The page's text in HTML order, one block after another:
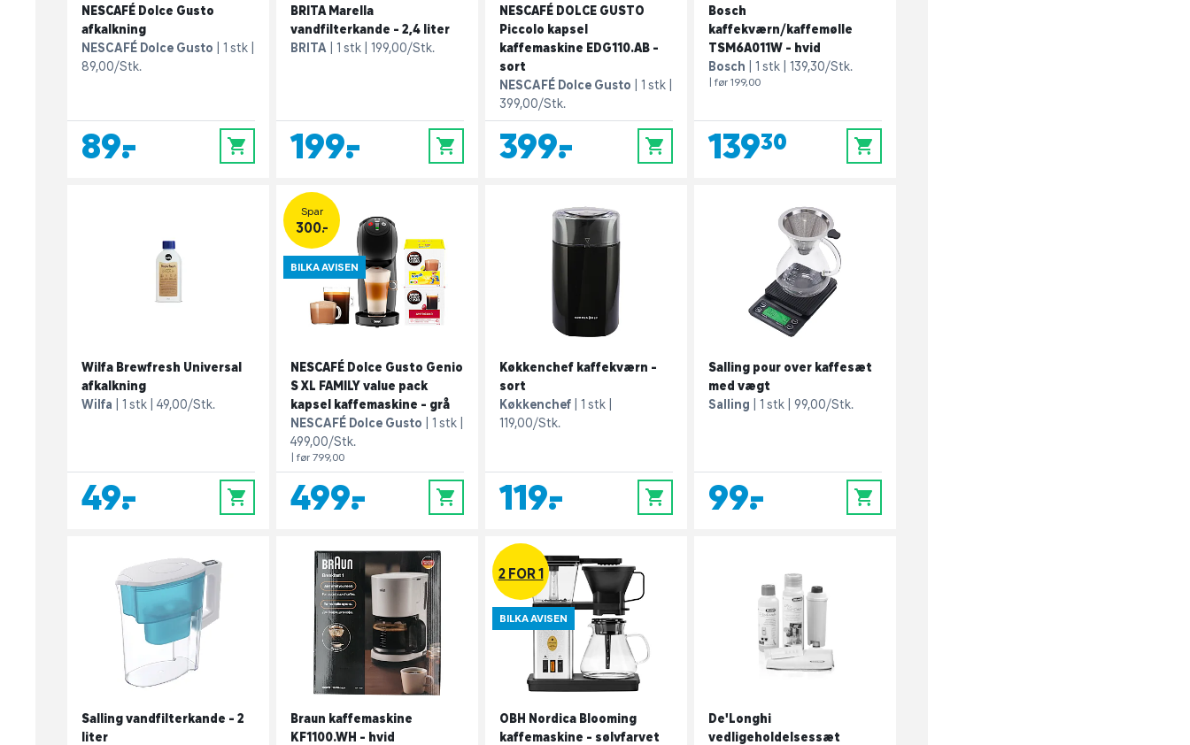
NESCAFÉ Dolce Gusto
afkalkning
NESCAFÉ Dolce Gusto
1 stk
89,00/Stk.
89,- 0
BRITA Marella
vandfilterkande - 2,4 liter
BRITA
1 stk 199,00/Stk.
199,- 0
NESCAFÉ DOLCE GUSTO
Piccolo kapsel
kaffemaskine EDG110.AB -
sort
NESCAFÉ Dolce Gusto
1 stk
399,00/Stk.
399,- 0
Bosch
kaffekværn/kaffemølle
TSM6A011W - hvid
Bosch
1 stk 139,30/Stk.
| før 199,00
139,30 0
Wilfa Brewfresh Universal
afkalkning
Wilfa
1 stk 49,00/Stk.
49,- 0
Spar
300.-
BILKA AVISEN
NESCAFÉ Dolce Gusto Genio
S XL FAMILY value pack
kapsel kaffemaskine - grå
NESCAFÉ Dolce Gusto
1 stk
499,00/Stk.
| før 799,00
499,- 0
Køkkenchef kaffekværn -
sort
Køkkenchef
1 stk
119,00/Stk.
119,- 0
Salling pour over kaffesæt
med vægt
Salling
1 stk 99,00/Stk.
99,- 0
Salling vandfilterkande - 2
liter
Braun kaffemaskine
KF1100.WH - hvid
2 FOR 1
BILKA AVISEN
OBH Nordica Blooming
kaffemaskine - sølvfarvet
De'Longhi
vedligeholdelsessæt